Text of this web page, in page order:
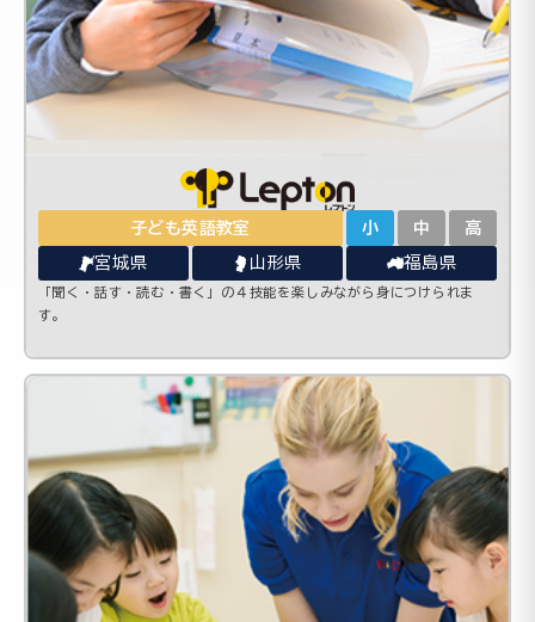
子ども英語教室 小 中 高
宮城県 山形県 福島県
「聞く・話す・読む・書く」の４技能を楽しみながら身につけられま
す。